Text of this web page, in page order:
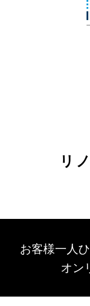
リ
お客様一人
オン